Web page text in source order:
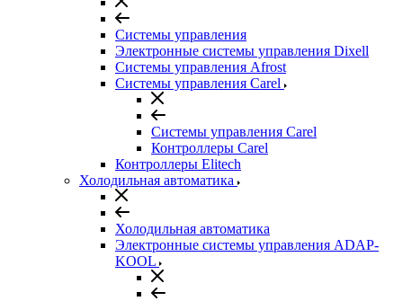
Системы управления
Электронные системы управления Dixell
Системы управления Afrost
Системы управления Carel
Системы управления Carel
Контроллеры Carel
Контроллеры Elitech
Холодильная автоматика
Холодильная автоматика
Электронные системы управления ADAP-
KOOL